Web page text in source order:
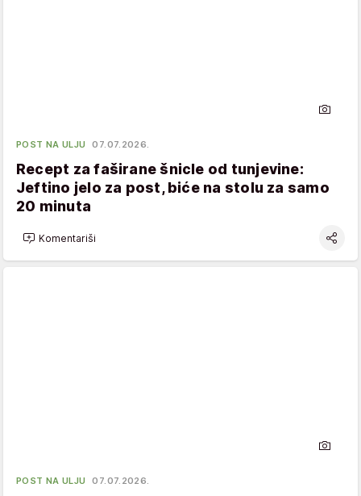
POST NA ULJU 07.07.2026.
Recept za faširane šnicle od tunjevine:
Jeftino jelo za post, biće na stolu za samo
20 minuta
Komentariši
POST NA ULJU 07.07.2026.